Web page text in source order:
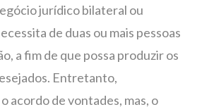
jurídico bilateral ou
de duas ou mais pessoas
a fim de que possa produzir os
Entretanto,
acordo de vontades, mas, o